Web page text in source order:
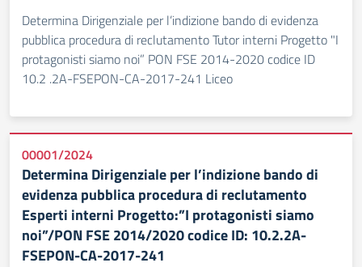
Determina Dirigenziale per l’indizione bando di evidenza
pubblica procedura di reclutamento Tutor interni Progetto "I
protagonisti siamo noi” PON FSE 2014-2020 codice ID
10.2 .2A-FSEPON-CA-2017-241 Liceo
00001/2024
Determina Dirigenziale per l’indizione bando di
evidenza pubblica procedura di reclutamento
Esperti interni Progetto:”I protagonisti siamo
noi”/PON FSE 2014/2020 codice ID: 10.2.2A-
FSEPON-CA-2017-241